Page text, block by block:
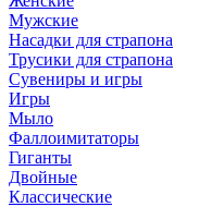
Мужские
Насадки для страпона
Трусики для страпона
Сувениры и игры
Игры
Мыло
Фаллоимитаторы
Гиганты
Двойные
Классические